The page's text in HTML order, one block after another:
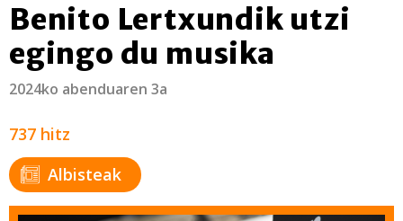
Benito Lertxundik utzi
egingo du musika
2024ko abenduaren 3a
737 hitz
Albisteak